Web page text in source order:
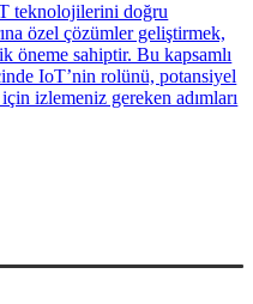
teknolojilerini doğru
özel çözümler geliştirmek,
öneme sahiptir. Bu kapsamlı
IoT’nin rolünü, potansiyel
izlemeniz gereken adımları